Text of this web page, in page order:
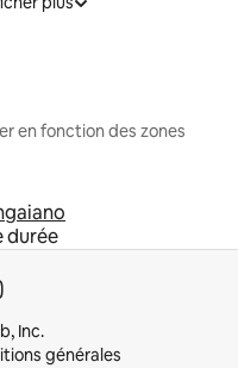
en fonction des zones
durée
Inc.
générales